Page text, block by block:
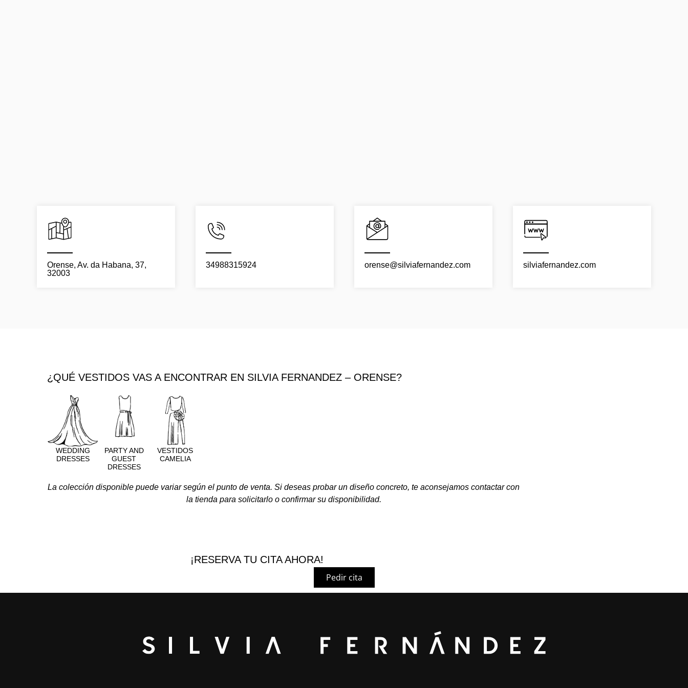
Orense, Av. da Habana, 37,
32003
34988315924 orense@silviafernandez.com silviafernandez.com
¿QUÉ VESTIDOS VAS A ENCONTRAR EN SILVIA FERNANDEZ – ORENSE?
WEDDING
DRESSES
PARTY AND
GUEST
DRESSES
VESTIDOS
CAMELIA
La colección disponible puede variar según el punto de venta. Si deseas probar un diseño concreto, te aconsejamos contactar con
la tienda para solicitarlo o confirmar su disponibilidad.
¡RESERVA TU CITA AHORA!
Pedir cita